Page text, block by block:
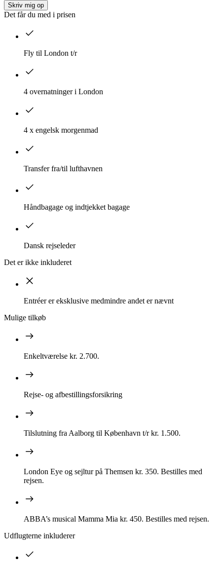
Skriv mig op
Det får du med i prisen
Fly til London t/r
4 overnatninger i London
4 x engelsk morgenmad
Transfer fra/til lufthavnen
Håndbagage og indtjekket bagage
Dansk rejseleder
Det er ikke inkluderet
Entréer er eksklusive medmindre andet er nævnt
Mulige tilkøb
Enkeltværelse kr. 2.700.
Rejse- og afbestillingsforsikring
Tilslutning fra Aalborg til København t/r kr. 1.500.
London Eye og sejltur på Themsen kr. 350. Bestilles med
rejsen.
ABBA’s musical Mamma Mia kr. 450. Bestilles med rejsen.
Udflugterne inkluderer